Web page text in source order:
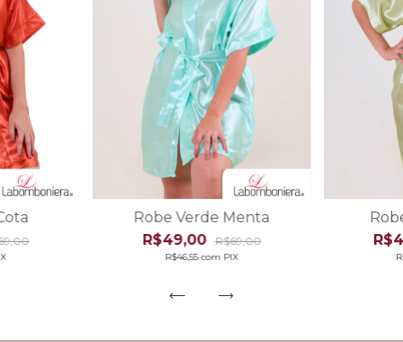
Robe Verde Menta
R$49,00 R$69,00
R$46,55com PIX